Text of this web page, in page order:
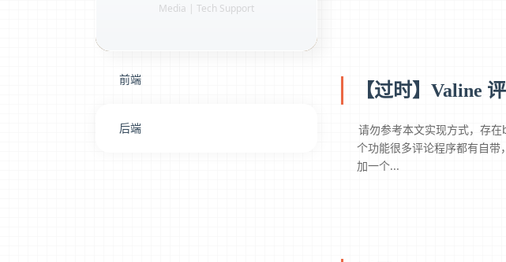
Media | Tech Support
前端
后端
【过时】Valine
请勿参考本文实现方式，存
个功能很多评论程序都有自
加一个...